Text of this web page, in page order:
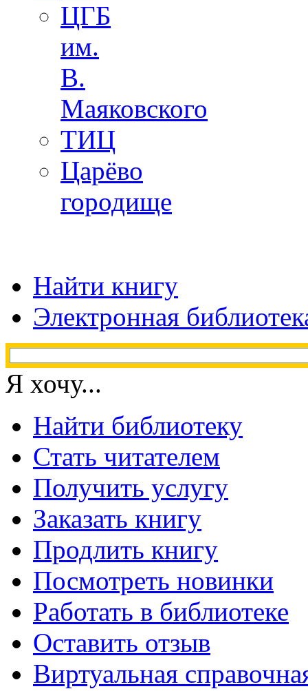
ЦГБ
им.
В.
Маяковского
ТИЦ
Царёво
городище
Найти книгу
Электронная
Я хочу...
Найти библиотеку
Стать читателем
Получить услугу
Заказать книгу
Продлить книгу
Посмотреть новинки
Работать в библиотеке
Оставить отзыв
Виртуальная